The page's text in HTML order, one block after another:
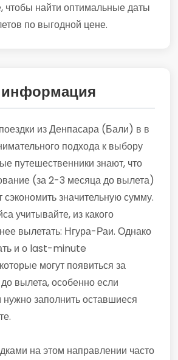
чтобы найти оптимальные даты
по выгодной цене.
информация
из Денпасара (Бали) в в
подхода к выбору
путешественники знают, что
(за 2-3 месяца до вылета)
сэкономить значительную сумму.
учитывайте, из какого
вылетать: Нгура-Раи. Однако
и о last-minute
могут появиться за
вылета, особенно если
заполнить оставшиеся
на этом направлении часто